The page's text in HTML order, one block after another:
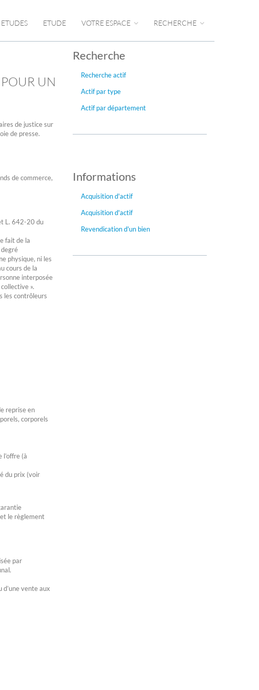
ETUDE VOTRE ESPACE RECHERCHE
Recherche
Recherche actif
Actif par type
Actif par département
Informations
Acquisition d'actif
Acquisition d'actif
Revendication d'un bien
UN
de justice sur
de presse.
de commerce,
L. 642-20 du
fait de la
physique, ni les
cours de la
interposée
».
les contrôleurs
reprise en
corporels
(à
du prix (voir
le règlement
par
d’une vente aux